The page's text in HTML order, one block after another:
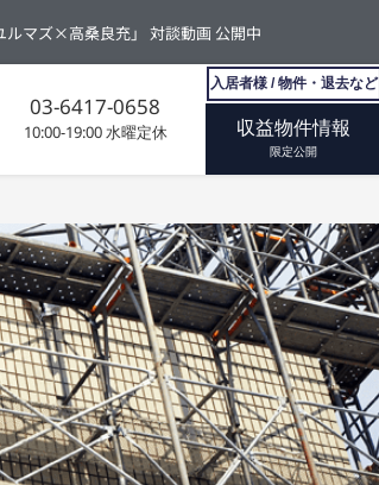
マズ×高桑良充」 対談動画 公開中
03-6417-0658
10:00-19:00 水曜定休
入居者様 / 物件・退去など
収益物件情報
限定公開